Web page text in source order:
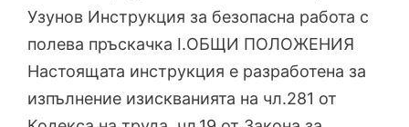
Узунов Инструкция за безопасна работа с
полева пръскачка I.ОБЩИ ПОЛОЖЕНИЯ
Настоящата инструкция е разработена за
изпълнение изискванията на чл.281 от